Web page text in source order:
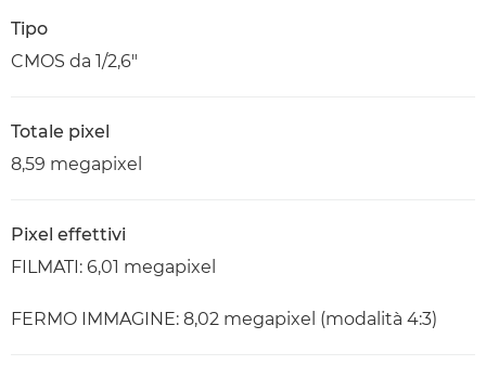
Tipo
CMOS da 1/2,6"
Totale pixel
8,59 megapixel
Pixel effettivi
FILMATI: 6,01 megapixel
FERMO IMMAGINE: 8,02 megapixel (modalità 4:3)